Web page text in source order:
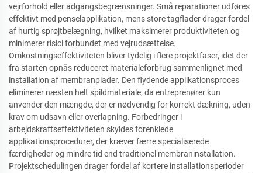
vejrforhold eller adgangsbegrænsninger. Små reparationer udføres
effektivt med penselapplikation, mens store tagflader drager fordel
af hurtig sprøjtbelægning, hvilket maksimerer produktiviteten og
minimerer risici forbundet med vejrudsættelse.
Omkostningseffektiviteten bliver tydelig i flere projektfaser, idet der
fra starten opnås reduceret materialeforbrug sammenlignet med
installation af membranplader. Den flydende applikationsproces
eliminerer næsten helt spildmateriale, da entreprenører kun
anvender den mængde, der er nødvendig for korrekt dækning, uden
krav om udsavn eller overlapning. Forbedringer i
arbejdskraftseffektiviteten skyldes forenklede
applikationsprocedurer, der kræver færre specialiserede
færdigheder og mindre tid end traditionel membraninstallation.
Projektschedulingen drager fordel af kortere installationsperioder